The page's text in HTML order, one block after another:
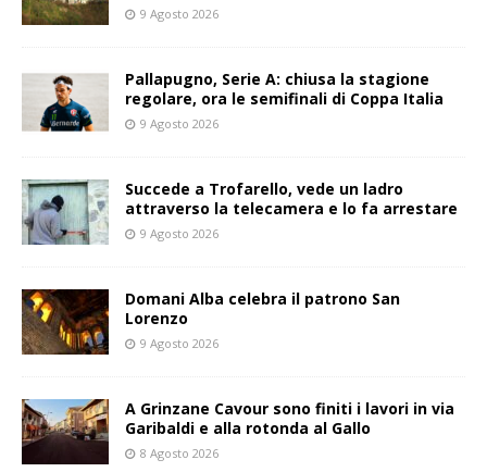
9 Agosto 2026
Pallapugno, Serie A: chiusa la stagione
regolare, ora le semifinali di Coppa Italia
9 Agosto 2026
Succede a Trofarello, vede un ladro
attraverso la telecamera e lo fa arrestare
9 Agosto 2026
Domani Alba celebra il patrono San
Lorenzo
9 Agosto 2026
A Grinzane Cavour sono finiti i lavori in via
Garibaldi e alla rotonda al Gallo
8 Agosto 2026